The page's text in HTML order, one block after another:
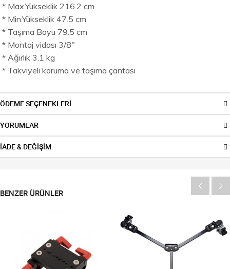
* Max.Yükseklik 216.2 cm
* Min.Yükseklik 47.5 cm
* Taşıma Boyu 79.5 cm
* Montaj vidası 3/8"
* Ağırlık 3.1 kg
* Takviyeli koruma ve taşıma çantası
ÖDEME SEÇENEKLERİ
YORUMLAR
İADE & DEĞİŞİM
BENZER ÜRÜNLER